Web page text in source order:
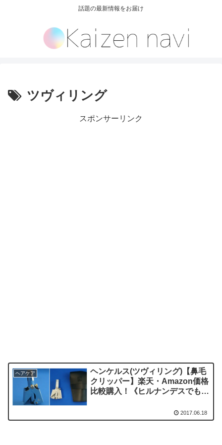
話題の最新情報をお届け
ツヴィリング
スポンサーリンク
ヘアケア
ヘンケルス(ツヴィリング)【鼻毛
クリッパー】楽天・Amazon価格
比較購入！《ヒルナンデスでも紹
2017.06.18